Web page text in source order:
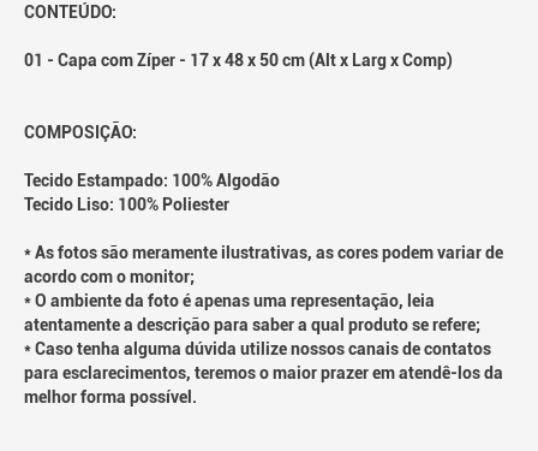
CONTEÚDO:
01 - Capa com Zíper - 17 x 48 x 50 cm (Alt x Larg x Comp)
COMPOSIÇÃO:
Tecido Estampado: 100% Algodão
Tecido Liso: 100% Poliester
* As fotos são meramente ilustrativas, as cores podem variar de
acordo com o monitor;
* O ambiente da foto é apenas uma representação, leia
atentamente a descrição para saber a qual produto se refere;
* Caso tenha alguma dúvida utilize nossos canais de contatos
para esclarecimentos, teremos o maior prazer em atendê-los da
melhor forma possível.